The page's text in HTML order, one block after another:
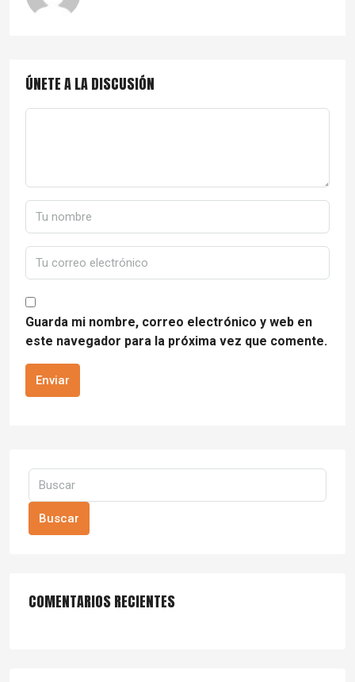
ÚNETE A LA DISCUSIÓN
Guarda mi nombre, correo electrónico y web en
este navegador para la próxima vez que comente.
Enviar
Buscar
COMENTARIOS RECIENTES